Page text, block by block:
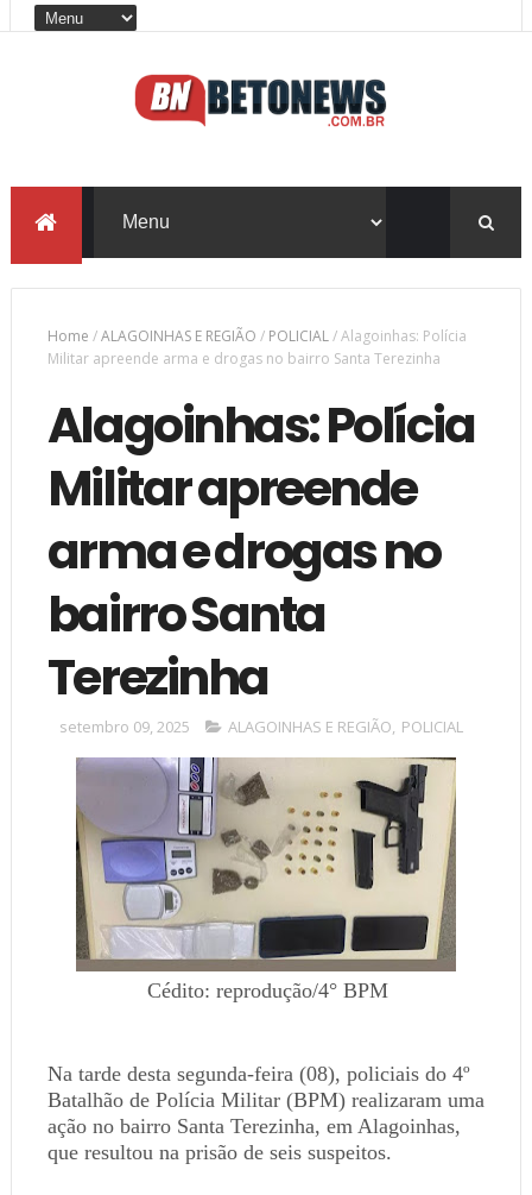
Home /ALAGOINHAS E REGIÃO / POLICIAL/Alagoinhas: Polícia
Militar apreende arma e drogas no bairro Santa Terezinha
Alagoinhas: Polícia
Militar apreende
arma e drogas no
bairro Santa
Terezinha
setembro 09, 2025 ALAGOINHAS E REGIÃO, POLICIAL
Cédito: reprodução/4° BPM
Na tarde desta segunda-feira (08), policiais do 4º
Batalhão de Polícia Militar (BPM) realizaram uma
ação no bairro Santa Terezinha, em Alagoinhas,
que resultou na prisão de seis suspeitos.